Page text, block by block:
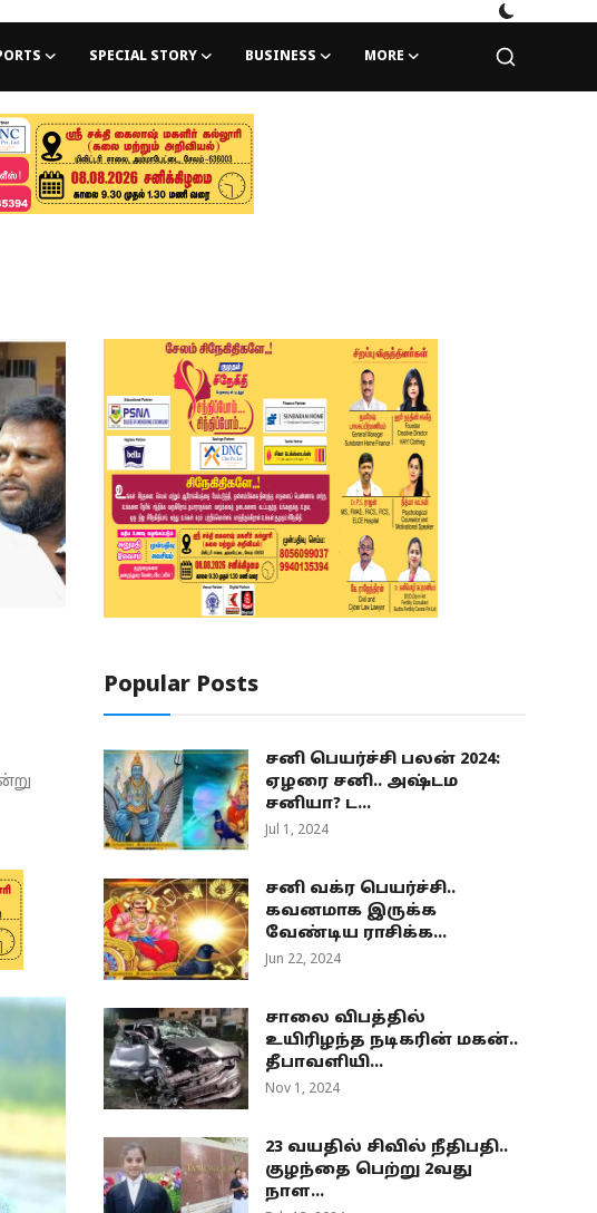
SPECIAL STORY BUSINESS MORE
Popular Posts
சனி பெயர்ச்சி பலன் 2024:
ஏழரை சனி.. அஷ்டம
சனியா? ட...
Jul 1, 2024
சனி வக்ர பெயர்ச்சி..
கவனமாக இருக்க
வேண்டிய ராசிக்க...
Jun 22, 2024
சாலை விபத்தில்
உயிரிழந்த நடிகரின் மகன்..
தீபாவளியி...
Nov 1, 2024
23 வயதில் சிவில் நீதிபதி..
குழந்தை பெற்று 2வது
நாள...